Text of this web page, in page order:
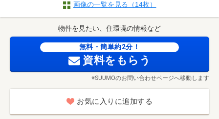
画像の一覧を見る（14枚）
物件を見たい、住環境の情報など
無料・簡単約2分！
資料をもらう
※SUUMOのお問い合わせページへ移動します
お気に入りに追加する